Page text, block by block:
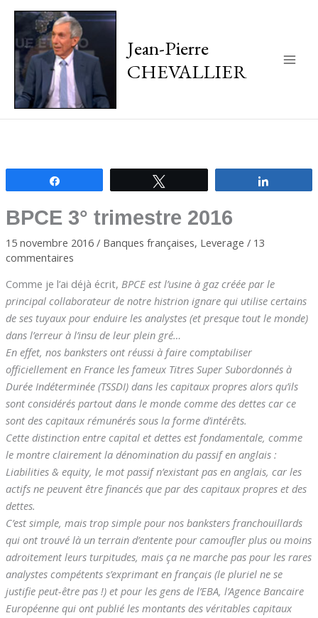
Jean-Pierre
CHEVALLIER
BPCE 3° trimestre 2016
15 novembre 2016 / Banques françaises, Leverage / 13
commentaires
Comme je l’ai déjà écrit, BPCE est l’usine à gaz créée par le
principal collaborateur de notre histrion ignare qui utilise certains
de ses tuyaux pour enduire les analystes (et presque tout le monde)
dans l’erreur à l’insu de leur plein gré…
En effet, nos banksters ont réussi à faire comptabiliser
officiellement en France les fameux Titres Super Subordonnés à
Durée Indéterminée (TSSDI) dans les capitaux propres alors qu’ils
sont considérés partout dans le monde comme des dettes car ce
sont des capitaux rémunérés sous la forme d’intérêts.
Cette distinction entre capital et dettes est fondamentale, comme
le montre clairement la dénomination du passif en anglais :
Liabilities & equity, le mot passif n’existant pas en anglais, car les
actifs ne peuvent être financés que par des capitaux propres et des
dettes.
C’est simple, mais trop simple pour nos banksters franchouillards
qui ont trouvé là un terrain d’entente pour camoufler plus ou moins
adroitement leurs turpitudes, mais ça ne marche pas pour les rares
analystes compétents s’exprimant en français (le pluriel ne se
justifie peut-être pas !) et pour les gens de l’EBA, l’Agence Bancaire
Européenne qui ont publié les montants des véritables capitaux